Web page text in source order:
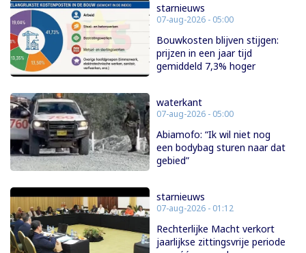
starnieuws
07-aug-2026 - 05:00
Bouwkosten blijven stijgen:
prijzen in een jaar tijd
gemiddeld 7,3% hoger
waterkant
07-aug-2026 - 05:00
Abiamofo: “Ik wil niet nog
een bodybag sturen naar dat
gebied”
starnieuws
07-aug-2026 - 01:12
Rechterlijke Macht verkort
jaarlijkse zittingsvrije periode